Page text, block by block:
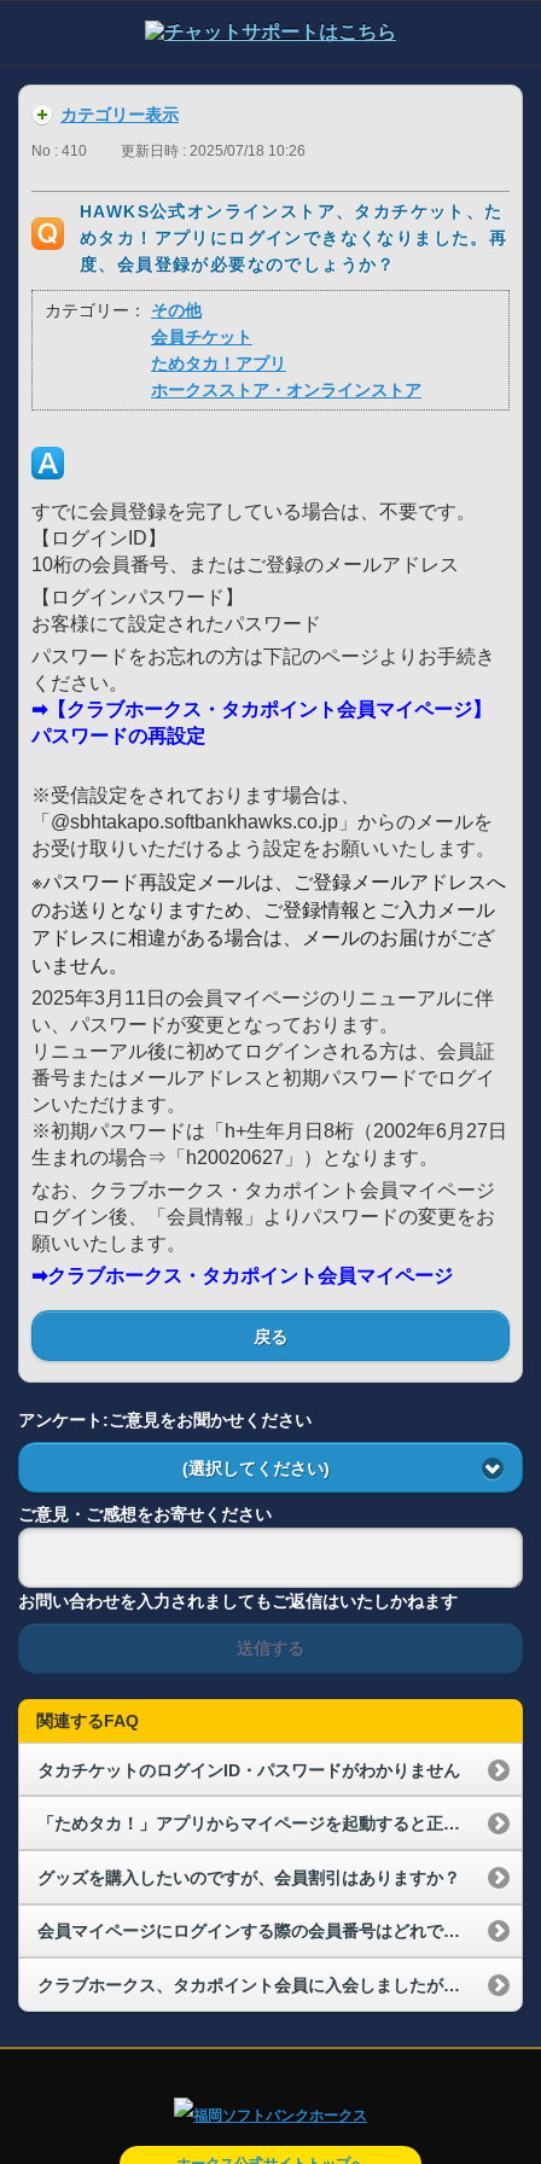
カテゴリー表示
No : 410 更新日時 : 2025/07/18 10:26
HAWKS公式オンラインストア、タカチケット、た
めタカ！アプリにログインできなくなりました。再
度、会員登録が必要なのでしょうか？
カテゴリー：
その他
会員チケット
ためタカ！アプリ
ホークスストア・オンラインストア
すでに会員登録を完了している場合は、不要です。
【ログインID】
10桁の会員番号、またはご登録のメールアドレス
【ログインパスワード】
お客様にて設定されたパスワード
パスワードをお忘れの方は下記のページよりお手続き
ください。
➡【クラブホークス・タカポイント会員マイページ】
パスワードの再設定
※受信設定をされております場合は、
「@sbhtakapo.softbankhawks.co.jp」からのメールを
お受け取りいただけるよう設定をお願いいたします。
※パスワード再設定メールは、ご登録メールアドレスへ
のお送りとなりますため、ご登録情報とご入力メール
アドレスに相違がある場合は、メールのお届けがござ
いません。
2025年3月11日の会員マイページのリニューアルに伴
い、パスワードが変更となっております。
リニューアル後に初めてログインされる方は、会員証
番号またはメールアドレスと初期パスワードでログイ
ンいただけます。
※初期パスワードは「h+生年月日8桁（2002年6月27日
生まれの場合⇒「h20020627」）となります。
なお、クラブホークス・タカポイント会員マイページ
ログイン後、「会員情報」よりパスワードの変更をお
願いいたします。
➡クラブホークス・タカポイント会員マイページ
戻る
アンケート:ご意見をお聞かせください
(選択してください)
ご意見・ご感想をお寄せください
お問い合わせを入力されましてもご返信はいたしかねます
送信する
関連するFAQ
タカチケットのログインID・パスワードがわかりません
「ためタカ！」アプリからマイページを起動すると正しく表示されません。
グッズを購入したいのですが、会員割引はありますか？
会員マイページにログインする際の会員番号はどれですか？また、パスワードを忘れてしまった場合はどうすればよいですか？（ログインができない）
クラブホークス、タカポイント会員に入会しましたが、会員マイページにログインできません。